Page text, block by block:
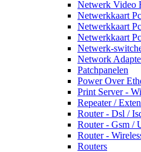
Netwerk Video
Netwerkkaart
Netwerkkaart
Netwerkkaart
Netwerk-
Network
Patchpanelen
Power Over
Print Server -
Repeater /
Router - Dsl /
Router - Gsm /
Router -
Routers